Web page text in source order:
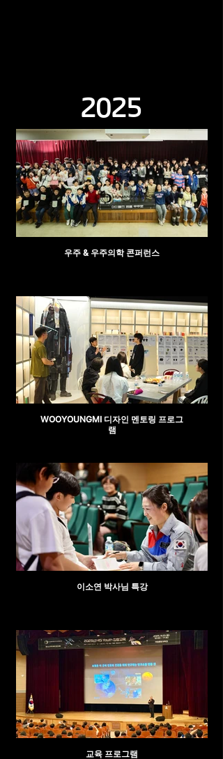
2025
우주 & 우주의학 콘퍼런스
WOOYOUNGMI 디자인 멘토링 프로그
램
이소연 박사님 특강
교육 프로그램